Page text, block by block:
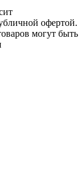
офертой.
могут быть